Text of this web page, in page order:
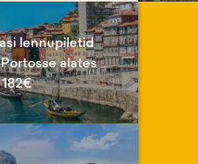
lennupiletid
alates
182€